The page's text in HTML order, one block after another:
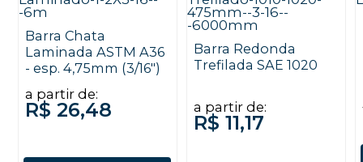
Barra Chata
Laminada ASTM A36
- esp. 4,75mm (3/16")
a partir de:
R$ 26,48
Barra Redonda
Trefilada SAE 1020
a partir de:
R$ 11,17